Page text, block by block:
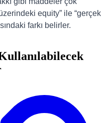
equity” ile “gerçek
farkı belirler.